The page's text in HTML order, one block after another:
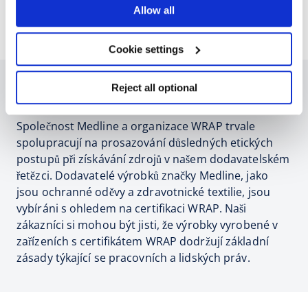
Allow all
Cookie settings
Reject all optional
Certifikace WRAP
Společnost Medline a organizace WRAP trvale
spolupracují na prosazování důsledných etických
postupů při získávání zdrojů v našem dodavatelském
řetězci. Dodavatelé výrobků značky Medline, jako
jsou ochranné oděvy a zdravotnické textilie, jsou
vybíráni s ohledem na certifikaci WRAP. Naši
zákazníci si mohou být jisti, že výrobky vyrobené v
zařízeních s certifikátem WRAP dodržují základní
zásady týkající se pracovních a lidských práv.